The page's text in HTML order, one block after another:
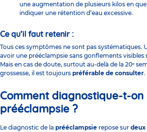
une augmentation de plusieurs kilos en
indiquer une rétention d’eau excessive.
Ce qu’il faut retenir :
Tous ces symptômes ne sont pas systématiques.
avoir une prééclampsie sans gonflements visibles
Mais en cas de doute, surtout au-delà de la 20ᵉ
grossesse, il est toujours préférable de consulter.
Comment diagnostique-t-on
prééclampsie ?
Le diagnostic de la prééclampsie repose sur deux